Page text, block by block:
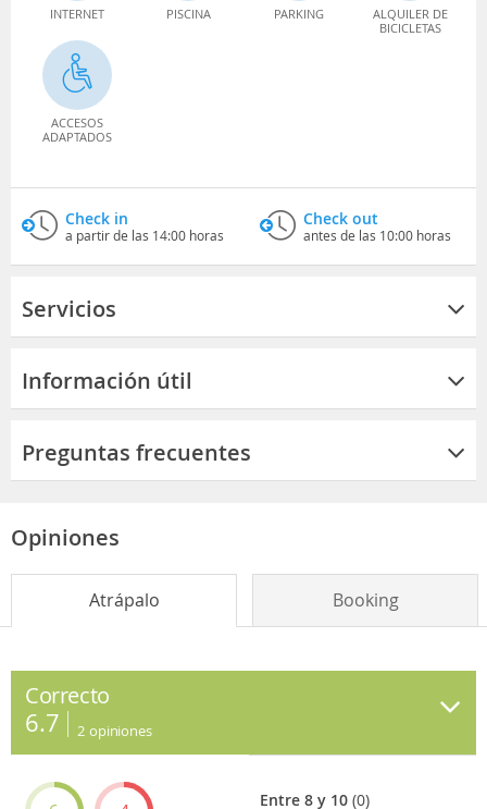
INTERNET PISCINA PARKING
ALQUILER DE
BICICLETAS
ACCESOS
ADAPTADOS
Check in
a partir de las 14:00 horas
Check out
antes de las 10:00 horas
Servicios
Información útil
Preguntas frecuentes
Opiniones
Atrápalo Booking
Correcto
6.7 2 opiniones
Entre 8 y 10(0)